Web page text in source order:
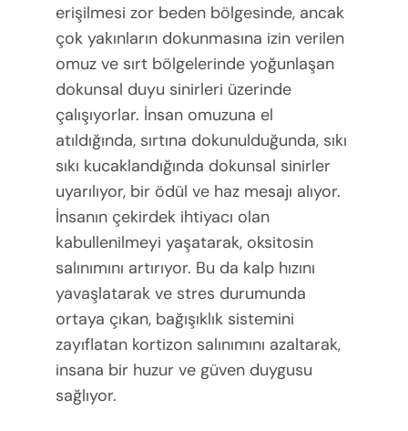
erişilmesi zor beden bölgesinde, ancak
çok yakınların dokunmasına izin verilen
omuz ve sırt bölgelerinde yoğunlaşan
dokunsal duyu sinirleri üzerinde
çalışıyorlar. İnsan omuzuna el
atıldığında, sırtına dokunulduğunda, sıkı
sıkı kucaklandığında dokunsal sinirler
uyarılıyor, bir ödül ve haz mesajı alıyor.
İnsanın çekirdek ihtiyacı olan
kabullenilmeyi yaşatarak, oksitosin
salınımını artırıyor. Bu da kalp hızını
yavaşlatarak ve stres durumunda
ortaya çıkan, bağışıklık sistemini
zayıflatan kortizon salınımını azaltarak,
insana bir huzur ve güven duygusu
sağlıyor.